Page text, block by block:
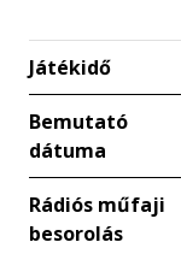
Játékidő
Bemutató
dátuma
Rádiós műfaji
besorolás